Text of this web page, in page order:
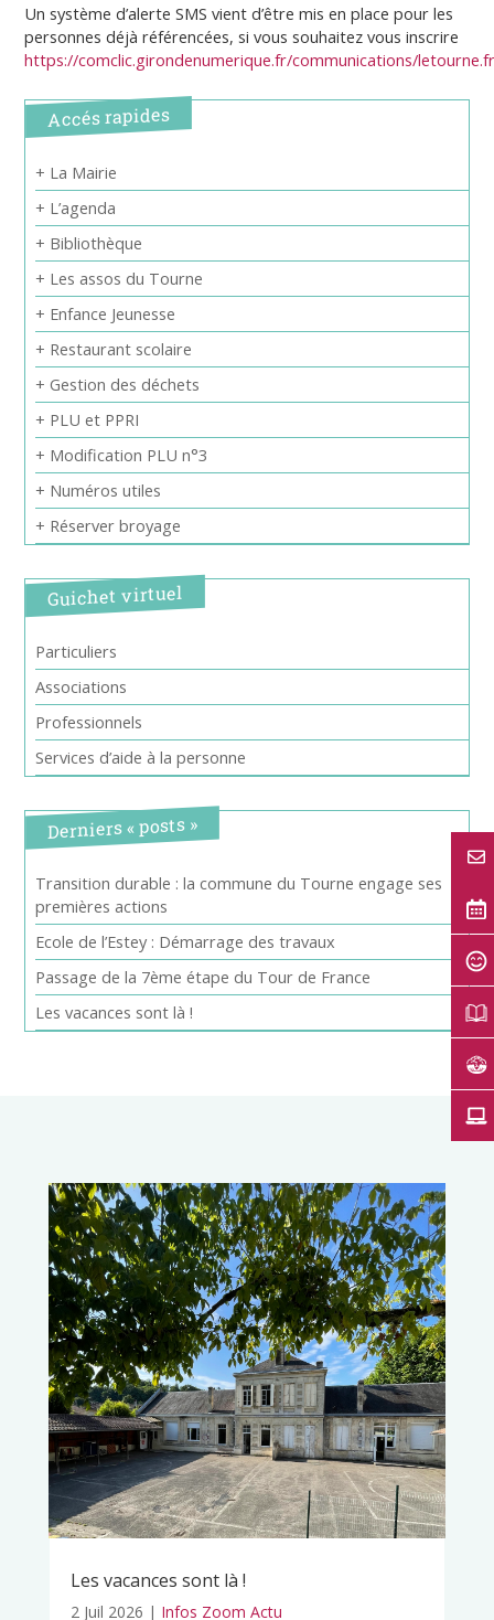
Un système d’alerte SMS vient d’être mis en place pour les
personnes déjà référencées, si vous souhaitez vous inscrire
https://comclic.girondenumerique.fr/communications/
Accés rapides
+ La Mairie
+ L’agenda
+ Bibliothèque
+ Les assos du Tourne
+ Enfance Jeunesse
+ Restaurant scolaire
+ Gestion des déchets
+ PLU et PPRI
+ Modification PLU n°3
+ Numéros utiles
+ Réserver broyage
Guichet virtuel
Particuliers
Associations
Professionnels
Services d’aide à la personne
Derniers « posts »
Transition durable : la commune du Tourne engage ses
premières actions
Ecole de l’Estey : Démarrage des travaux
Passage de la 7ème étape du Tour de France
Les vacances sont là !
Les vacances sont là !
2 Juil 2026 | Infos Zoom Actu